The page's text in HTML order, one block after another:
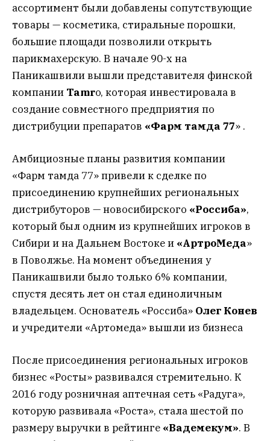
ассортимент были добавлены сопутствующие
товары — косметика, стиральные порошки,
большие площади позволили открыть
парикмахерскую. В начале 90-х на
Паникашвили вышли представителя финской
компании Tamro, которая инвестировала в
создание совместного предприятия по
дистрибуции препаратов «Фарм тамда 77» .
Амбициозные планы развития компании
«Фарм тамда 77» привели к сделке по
присоединению крупнейших региональных
дистрибуторов — новосибирского «Россиба»,
который был одним из крупнейших игроков в
Сибири и на Дальнем Востоке и «АртроМеда»
в Поволжье. На момент объединения у
Паникашвили было только 6% компании,
спустя десять лет он стал единоличным
владельцем. Основатель «Россиба» Олег Конев
и учредители «Артомеда» вышли из бизнеса
После присоединения региональных игроков
бизнес «Росты» развивался стремительно. К
2016 году розничная аптечная сеть «Радуга»,
которую развивала «Роста», стала шестой по
размеру выручки в рейтинге «Вадемекум». В